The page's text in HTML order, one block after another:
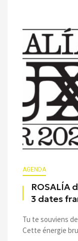
AGENDA
ROSALÍA
3 dates
Tu te souviens
Cette énergie